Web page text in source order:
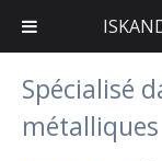
contenu
Spécialisé
métalliques